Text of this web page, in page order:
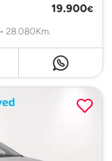
19.900€
28.080Km.